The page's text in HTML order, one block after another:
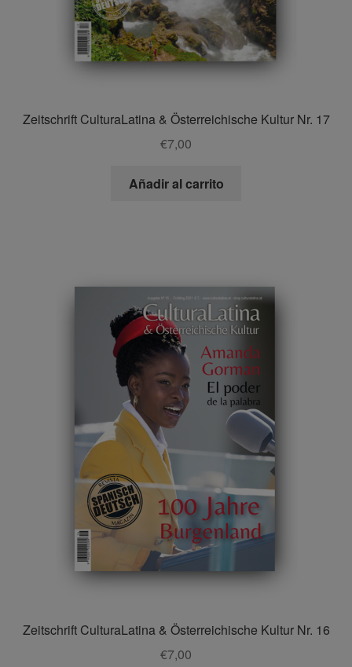
Zeitschrift CulturaLatina & Österreichische Kultur Nr. 17
€7,00
Añadir al carrito
Zeitschrift CulturaLatina & Österreichische Kultur Nr. 16
€7,00